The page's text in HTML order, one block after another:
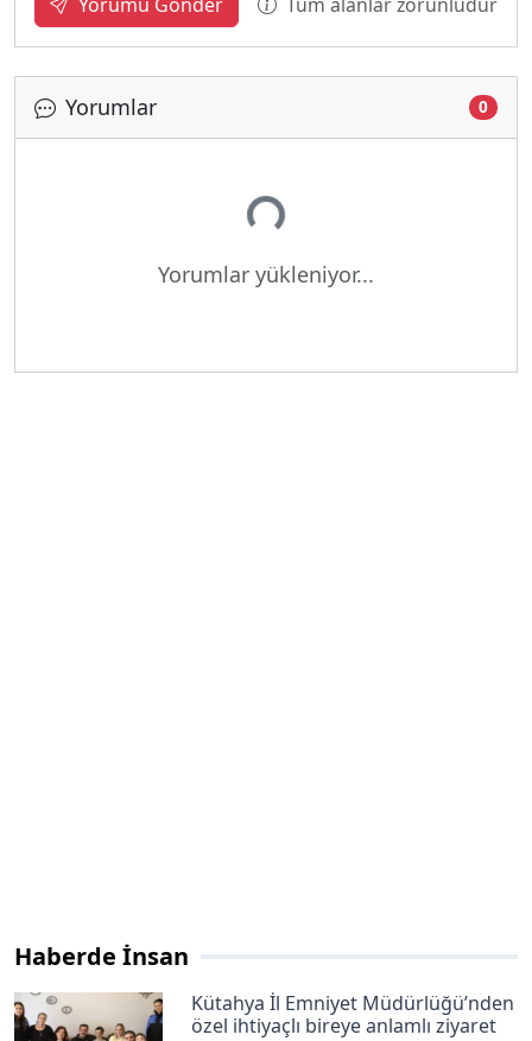
Yorumu Gönder
Yorumlar 0
Yükleniyor...
Yorumlar yükleniyor...
Haberde İnsan
Kütahya İl Emniyet Müdürlüğü’nden
özel ihtiyaçlı bireye anlamlı ziyaret